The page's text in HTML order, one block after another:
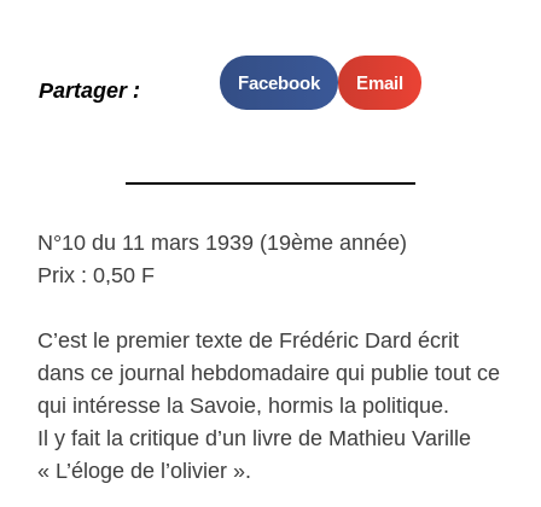
Partager : Facebook Email
N°10 du 11 mars 1939 (19ème année)
Prix : 0,50 F
C’est le premier texte de Frédéric Dard écrit
dans ce journal hebdomadaire qui publie tout ce
qui intéresse la Savoie, hormis la politique.
Il y fait la critique d’un livre de Mathieu Varille
« L’éloge de l’olivier ».